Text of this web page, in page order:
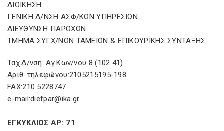
ΔΙΟΙΚΗΣΗ
ΓΕΝΙΚΗ Δ/ΝΣΗ ΑΣΦ/ΚΩΝ ΥΠΗΡΕΣΙΩΝ
ΔΙΕΥΘΥΝΣΗ ΠΑΡΟΧΩΝ
ΤΜΗΜΑ ΣΥΓΧ/ΝΩΝ ΤΑΜΕΙΩΝ & ΕΠΙΚΟΥΡΙΚΗΣ ΣΥΝΤΑΞΗΣ
Ταχ.Δ/νση: Αγ.Κων/νου 8 (102 41)
Αριθ. τηλεφώνου:2105215195-198
FAX:210 5228747
e-mail:diefpar@ika.gr
ΕΓΚΥΚΛΙΟΣ ΑΡ: 71